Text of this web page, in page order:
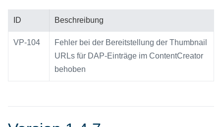
ID Beschreibung
VP-104
Fehler bei der Bereitstellung der Thumbnail
URLs für DAP-Einträge im ContentCreator
behoben